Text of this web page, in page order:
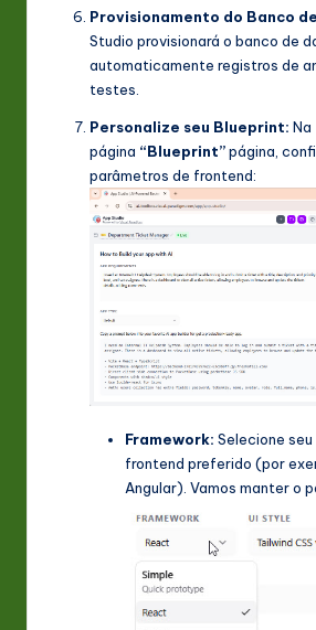
Provisionamento do Banco
Studio provisionará o banco de
automaticamente registros de
testes.
Personalize seu Blueprint: Na
página “Blueprint”página,
parâmetros de frontend:
Framework: Selecione
frontend preferido (por
Angular). Vamos manter o